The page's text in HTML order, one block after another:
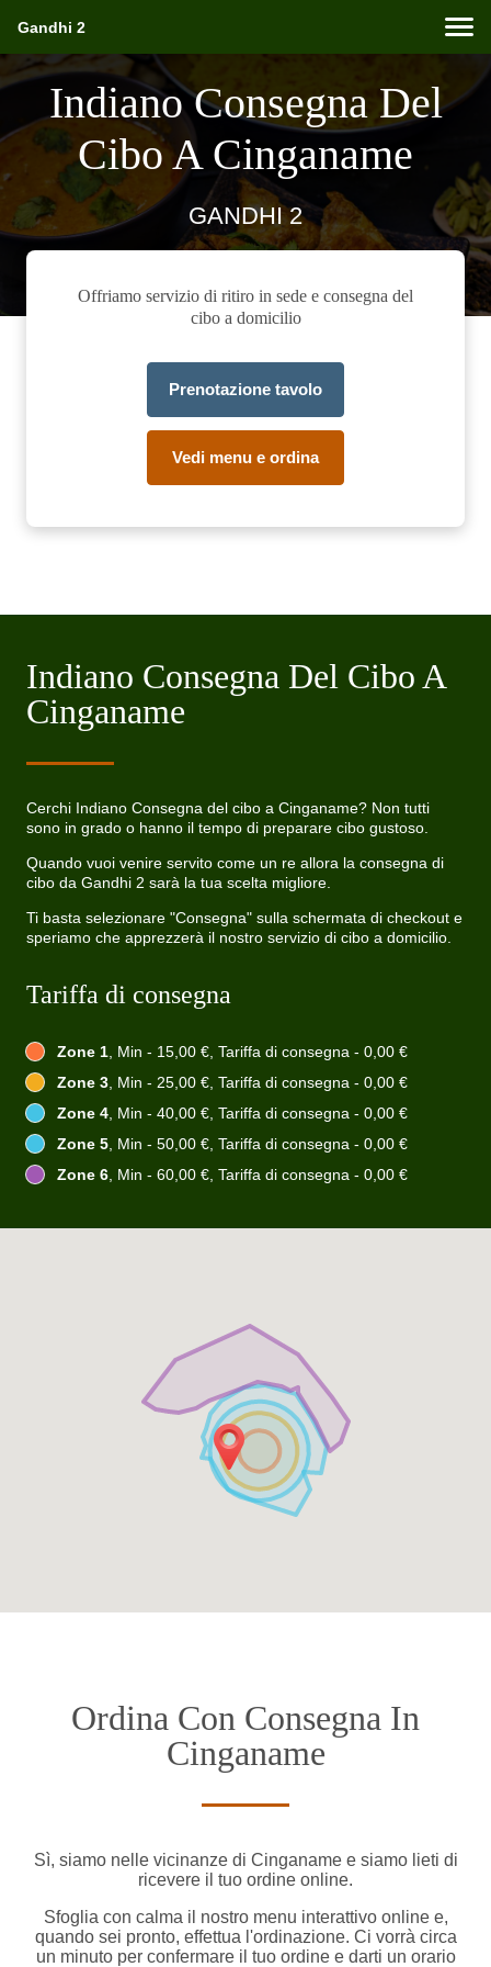
Gandhi 2
Indiano Consegna Del
Cibo A Cinganame
GANDHI 2
Offriamo servizio di ritiro in sede e consegna del
cibo a domicilio
Prenotazione tavolo
Vedi menu e ordina
Indiano Consegna Del Cibo A
Cinganame
Cerchi Indiano Consegna del cibo a Cinganame? Non tutti
sono in grado o hanno il tempo di preparare cibo gustoso.
Quando vuoi venire servito come un re allora la consegna di
cibo da Gandhi 2 sarà la tua scelta migliore.
Ti basta selezionare "Consegna" sulla schermata di checkout e
speriamo che apprezzerà il nostro servizio di cibo a domicilio.
Tariffa di consegna
Zone 1, Min - 15,00 €, Tariffa di consegna - 0,00 €
Zone 3, Min - 25,00 €, Tariffa di consegna - 0,00 €
Zone 4, Min - 40,00 €, Tariffa di consegna - 0,00 €
Zone 5, Min - 50,00 €, Tariffa di consegna - 0,00 €
Zone 6, Min - 60,00 €, Tariffa di consegna - 0,00 €
Ordina Con Consegna In
Cinganame
Sì, siamo nelle vicinanze di Cinganame e siamo lieti di
ricevere il tuo ordine online.
Sfoglia con calma il nostro menu interattivo online e,
quando sei pronto, effettua l'ordinazione. Ci vorrà circa
un minuto per confermare il tuo ordine e darti un orario